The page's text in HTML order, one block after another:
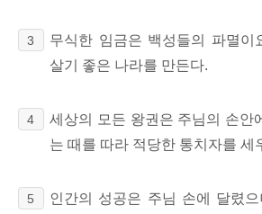
3
무식한 임금은 백성들의 파멸이
살기 좋은 나라를 만든다.
4
세상의 모든 왕권은 주님의 손안
는 때를 따라 적당한 통치자를 세
5
인간의 성공은 주님 손에 달렸